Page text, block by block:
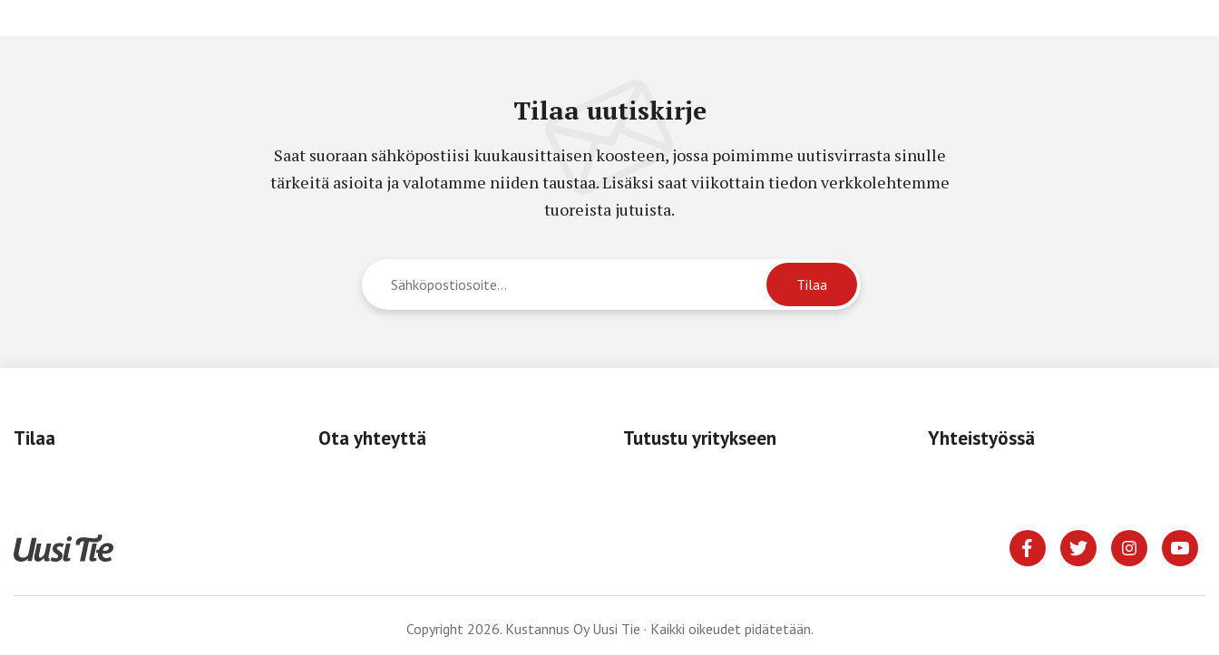
Tilaa uutiskirje
Saat suoraan sähköpostiisi kuukausittaisen koosteen, jossa poimimme uutisvirrasta sinulle
tärkeitä asioita ja valotamme niiden taustaa. Lisäksi saat viikottain tiedon verkkolehtemme
tuoreista jutuista.
Tilaa Ota yhteyttä Tutustu yritykseen Yhteistyössä
Copyright 2026. Kustannus Oy Uusi Tie · Kaikki oikeudet pidätetään.